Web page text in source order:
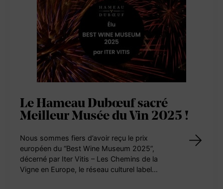
Le Hameau Dubœuf sacré
Meilleur Musée du Vin 2025 !
Nous sommes fiers d’avoir reçu le prix
européen du “Best Wine Museum 2025”,
décerné par Iter Vitis – Les Chemins de la
Vigne en Europe, le réseau culturel label…